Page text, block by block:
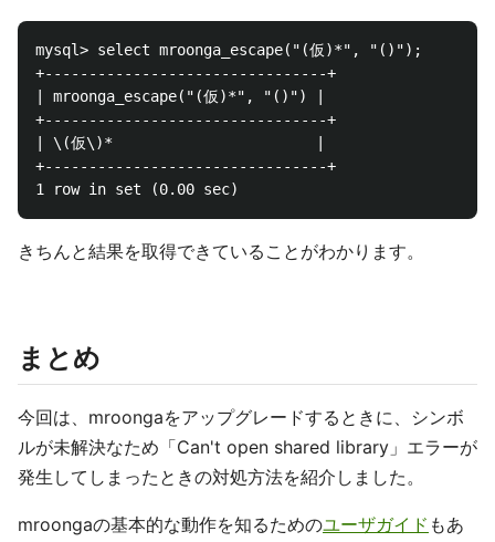
mysql> select mroonga_escape("(仮)*", "()");
+--------------------------------+
| mroonga_escape("(仮)*", "()") |
+--------------------------------+
| \(仮\)*                       |
+--------------------------------+
きちんと結果を取得できていることがわかります。
まとめ
今回は、mroongaをアップグレードするときに、シンボ
ルが未解決なため「Can't open shared library」エラーが
発生してしまったときの対処方法を紹介しました。
mroongaの基本的な動作を知るためのユーザガイド もあ